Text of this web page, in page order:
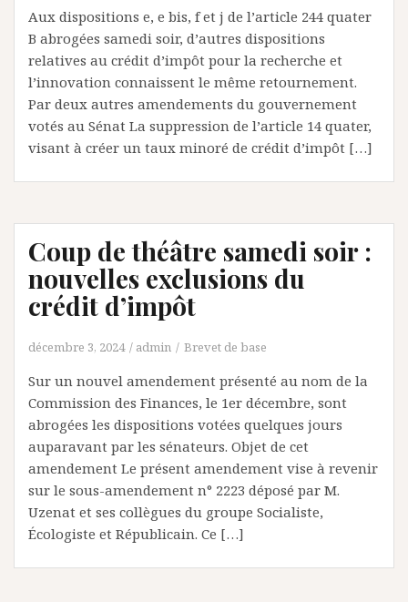
Aux dispositions e, e bis, f et j de l’article 244 quater
B abrogées samedi soir, d’autres dispositions
relatives au crédit d’impôt pour la recherche et
l’innovation connaissent le même retournement.
Par deux autres amendements du gouvernement
votés au Sénat La suppression de l’article 14 quater,
visant à créer un taux minoré de crédit d’impôt […]
Coup de théâtre samedi soir :
nouvelles exclusions du
crédit d’impôt
décembre 3, 2024 admin Brevet de base
Sur un nouvel amendement présenté au nom de la
Commission des Finances, le 1er décembre, sont
abrogées les dispositions votées quelques jours
auparavant par les sénateurs. Objet de cet
amendement Le présent amendement vise à revenir
sur le sous-amendement n° 2223 déposé par M.
Uzenat et ses collègues du groupe Socialiste,
Écologiste et Républicain. Ce […]